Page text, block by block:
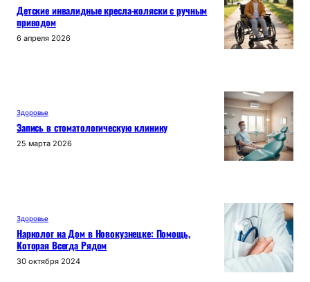
Детские инвалидные кресла-коляски с ручным
приводом
6 апреля 2026
Здоровье
Запись в стоматологическую клинику
25 марта 2026
Здоровье
Нарколог на Дом в Новокузнецке: Помощь,
Которая Всегда Рядом
30 октября 2024